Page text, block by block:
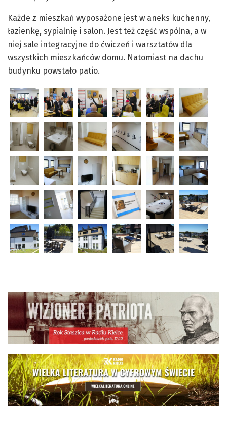
Każde z mieszkań wyposażone jest w aneks kuchenny,
łazienkę, sypialnię i salon. Jest też część wspólna, a w
niej sale integracyjne do ćwiczeń i warsztatów dla
wszystkich mieszkańców domu. Natomiast na dachu
budynku powstało patio.